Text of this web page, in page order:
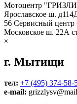
Мотоцентр
Ярославское ш.
56 Сервисный центр
Московское ш. 22А
×
г. Мытищи
тел: +7 (495) 374-58-
e-mail: